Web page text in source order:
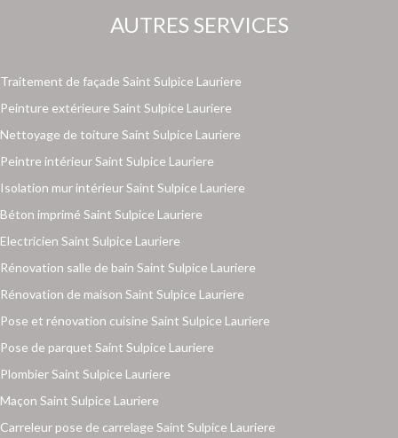
AUTRES SERVICES
Traitement de façade Saint Sulpice Lauriere
Peinture extérieure Saint Sulpice Lauriere
Nettoyage de toiture Saint Sulpice Lauriere
Peintre intérieur Saint Sulpice Lauriere
Isolation mur intérieur Saint Sulpice Lauriere
Béton imprimé Saint Sulpice Lauriere
Electricien Saint Sulpice Lauriere
Rénovation salle de bain Saint Sulpice Lauriere
Rénovation de maison Saint Sulpice Lauriere
Pose et rénovation cuisine Saint Sulpice Lauriere
Pose de parquet Saint Sulpice Lauriere
Plombier Saint Sulpice Lauriere
Maçon Saint Sulpice Lauriere
Carreleur pose de carrelage Saint Sulpice Lauriere